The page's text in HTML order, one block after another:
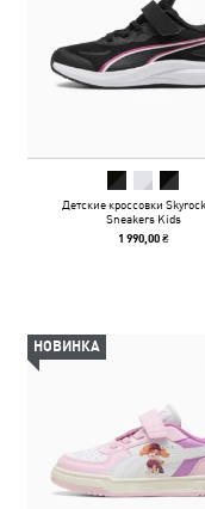
Детские кроссовки
Sneakers Kids
1 990,00 ₴
НОВИНКА